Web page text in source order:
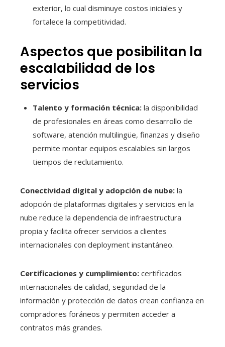
exterior, lo cual disminuye costos iniciales y
fortalece la competitividad.
Aspectos que posibilitan la
escalabilidad de los
servicios
Talento y formación técnica: la disponibilidad
de profesionales en áreas como desarrollo de
software, atención multilingüe, finanzas y diseño
permite montar equipos escalables sin largos
tiempos de reclutamiento.
Conectividad digital y adopción de nube: la
adopción de plataformas digitales y servicios en la
nube reduce la dependencia de infraestructura
propia y facilita ofrecer servicios a clientes
internacionales con deployment instantáneo.
Certificaciones y cumplimiento: certificados
internacionales de calidad, seguridad de la
información y protección de datos crean confianza en
compradores foráneos y permiten acceder a
contratos más grandes.